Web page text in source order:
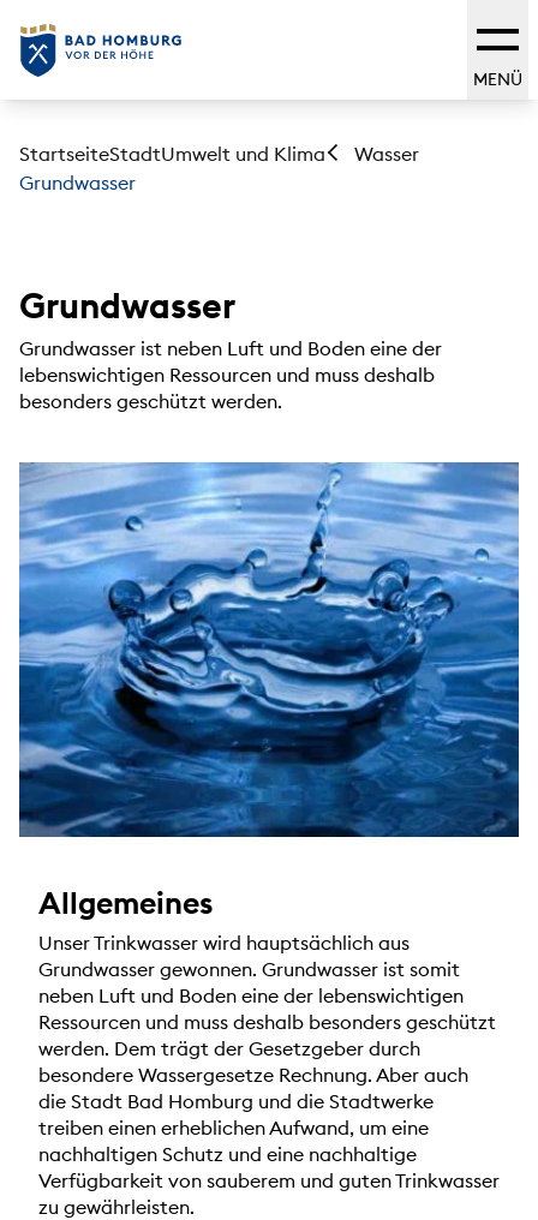
MENÜ
StartseiteStadtUmwelt und Klima
Wasser
Grundwasser
Grundwasser
Grundwasser ist neben Luft und Boden eine der
lebenswichtigen Ressourcen und muss deshalb
besonders geschützt werden.
Allgemeines
Unser Trinkwasser wird hauptsächlich aus
Grundwasser gewonnen. Grundwasser ist somit
neben Luft und Boden eine der lebenswichtigen
Ressourcen und muss deshalb besonders geschützt
werden. Dem trägt der Gesetzgeber durch
besondere Wassergesetze Rechnung. Aber auch
die Stadt Bad Homburg und die Stadtwerke
treiben einen erheblichen Aufwand, um eine
nachhaltigen Schutz und eine nachhaltige
Verfügbarkeit von sauberem und guten Trinkwasser
zu gewährleisten.